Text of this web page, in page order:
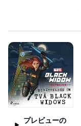
プレビューの